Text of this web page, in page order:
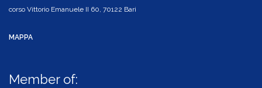
corso Vittorio Emanuele II 60, 70122 Bari
MAPPA
Member of: